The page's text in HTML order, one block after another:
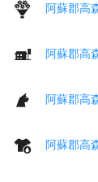
阿蘇郡高
阿蘇郡高
阿蘇郡高
阿蘇郡高